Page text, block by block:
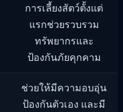
การเลี้ยงสัตว์ตั้งแต่
แรกช่วยรวบรวม
ทรัพยากรและ
ป้องกันภัยคุกคาม
ช่วยให้มีความอบอุ่น
ป้องกันตัวเอง และมี